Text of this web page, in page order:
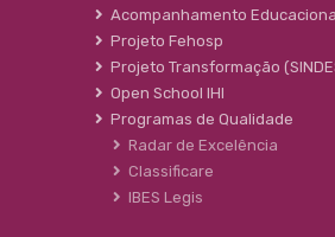
Acompanhamento
Projeto Fehosp
Projeto Transformação
Open School IHI
Programas de Qualidade
Radar de Excelência
Classificare
IBES Legis